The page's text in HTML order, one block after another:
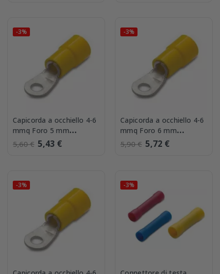
-3%
Capicorda a occhiello 4-6
mmq Foro 5 mm
confezione 50 BMM
00325
5,60 € 5,43 €
-3%
Capicorda a occhiello 4-6
mmq Foro 6 mm
confezione 50 BMM
00331
5,90 € 5,72 €
-3% -3%